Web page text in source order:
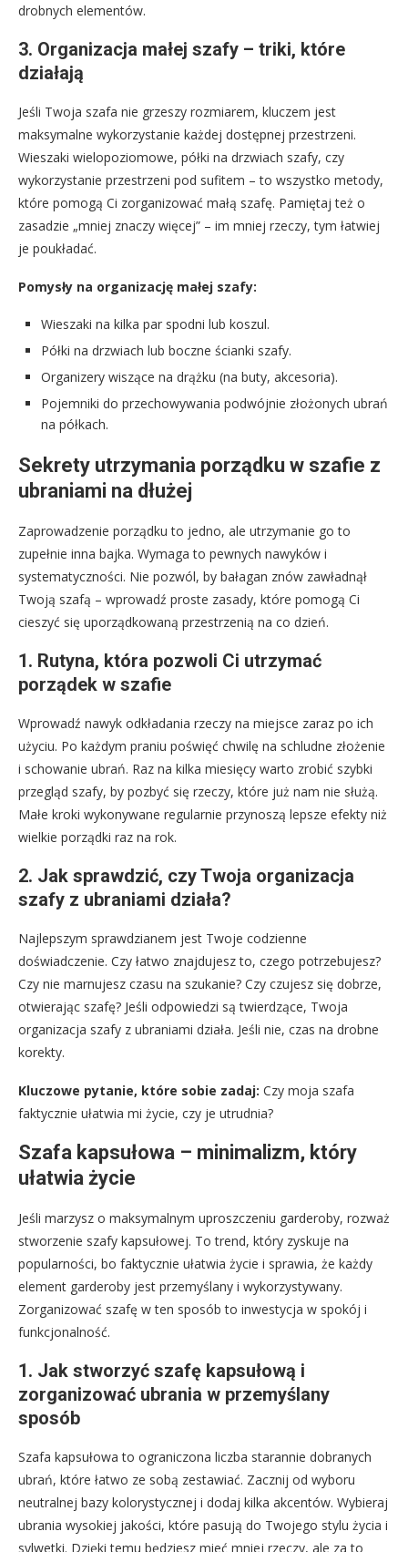
drobnych elementów.
3. Organizacja małej szafy – triki, które
działają
Jeśli Twoja szafa nie grzeszy rozmiarem, kluczem jest
maksymalne wykorzystanie każdej dostępnej przestrzeni.
Wieszaki wielopoziomowe, półki na drzwiach szafy, czy
wykorzystanie przestrzeni pod sufitem – to wszystko metody,
które pomogą Ci zorganizować małą szafę. Pamiętaj też o
zasadzie „mniej znaczy więcej” – im mniej rzeczy, tym łatwiej
je poukładać.
Pomysły na organizację małej szafy:
Wieszaki na kilka par spodni lub koszul.
Półki na drzwiach lub boczne ścianki szafy.
Organizery wiszące na drążku (na buty, akcesoria).
Pojemniki do przechowywania podwójnie złożonych ubrań
na półkach.
Sekrety utrzymania porządku w szafie z
ubraniami na dłużej
Zaprowadzenie porządku to jedno, ale utrzymanie go to
zupełnie inna bajka. Wymaga to pewnych nawyków i
systematyczności. Nie pozwól, by bałagan znów zawładnął
Twoją szafą – wprowadź proste zasady, które pomogą Ci
cieszyć się uporządkowaną przestrzenią na co dzień.
1. Rutyna, która pozwoli Ci utrzymać
porządek w szafie
Wprowadź nawyk odkładania rzeczy na miejsce zaraz po ich
użyciu. Po każdym praniu poświęć chwilę na schludne złożenie
i schowanie ubrań. Raz na kilka miesięcy warto zrobić szybki
przegląd szafy, by pozbyć się rzeczy, które już nam nie służą.
Małe kroki wykonywane regularnie przynoszą lepsze efekty niż
wielkie porządki raz na rok.
2. Jak sprawdzić, czy Twoja organizacja
szafy z ubraniami działa?
Najlepszym sprawdzianem jest Twoje codzienne
doświadczenie. Czy łatwo znajdujesz to, czego potrzebujesz?
Czy nie marnujesz czasu na szukanie? Czy czujesz się dobrze,
otwierając szafę? Jeśli odpowiedzi są twierdzące, Twoja
organizacja szafy z ubraniami działa. Jeśli nie, czas na drobne
korekty.
Kluczowe pytanie, które sobie zadaj: Czy moja szafa
faktycznie ułatwia mi życie, czy je utrudnia?
Szafa kapsułowa – minimalizm, który
ułatwia życie
Jeśli marzysz o maksymalnym uproszczeniu garderoby, rozważ
stworzenie szafy kapsułowej. To trend, który zyskuje na
popularności, bo faktycznie ułatwia życie i sprawia, że każdy
element garderoby jest przemyślany i wykorzystywany.
Zorganizować szafę w ten sposób to inwestycja w spokój i
funkcjonalność.
1. Jak stworzyć szafę kapsułową i
zorganizować ubrania w przemyślany
sposób
Szafa kapsułowa to ograniczona liczba starannie dobranych
ubrań, które łatwo ze sobą zestawiać. Zacznij od wyboru
neutralnej bazy kolorystycznej i dodaj kilka akcentów. Wybieraj
ubrania wysokiej jakości, które pasują do Twojego stylu życia i
sylwetki. Dzięki temu będziesz mieć mniej rzeczy, ale za to